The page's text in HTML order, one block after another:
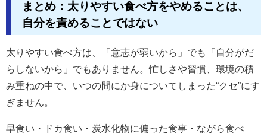
まとめ：太りやすい食べ方をやめることは、
自分を責めることではない
太りやすい食べ方は、「意志が弱いから」でも「自分がだ
らしないから」でもありません。忙しさや習慣、環境の積
み重ねの中で、いつの間にか身についてしまった“クセ”にす
ぎません。
早食い・ドカ食い・炭水化物に偏った食事・ながら食べ